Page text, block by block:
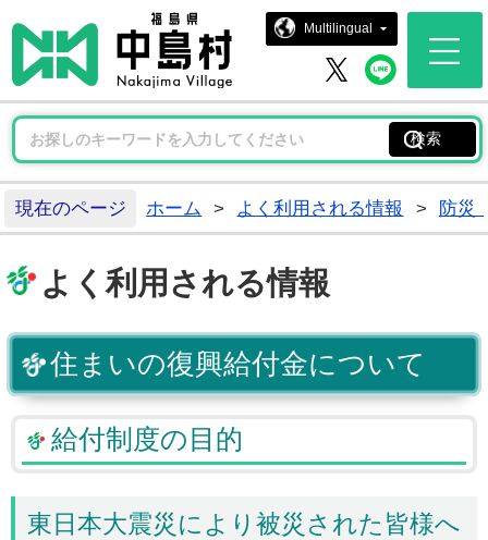
中島村ホ
Multilingual
中島村 X中島
現在のページ ホーム > よく利用される情報 > 防災
よく利用される情報
住まいの復興給付金について
給付制度の目的
東日本大震災により被災された皆様へ